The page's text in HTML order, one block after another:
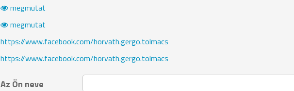
megmutat
megmutat
https://www.facebook.com/horvath.gergo.tolmacs
https://www.facebook.com/horvath.gergo.tolmacs
Az Ön neve